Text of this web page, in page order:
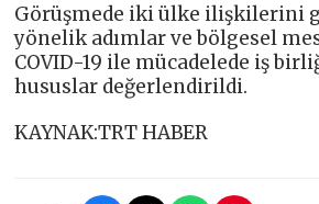
Görüşmede iki ülke ilişkilerini
yönelik adımlar ve bölgesel
COVID-19 ile mücadelede iş
hususlar değerlendirildi.
KAYNAK:TRT HABER